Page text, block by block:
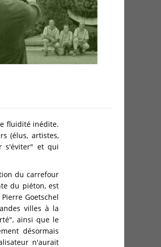
fluidité inédite.
(élus, artistes,
s'éviter" et qui
du carrefour
du piéton, est
Goetschel
villes à la
ainsi que le
désormais
n'aurait